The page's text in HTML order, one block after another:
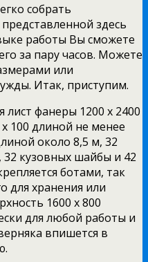
собрать
здесь
работы Вы сможете
за пару часов. Можете
или
Итак, приступим.
фанеры 1200 x 2400
100 длиной не менее
около 8,5 м, 32
32 кузовных шайбы и 42
ботами, так
для хранения или
1600 х 800
для любой работы и
впишется в